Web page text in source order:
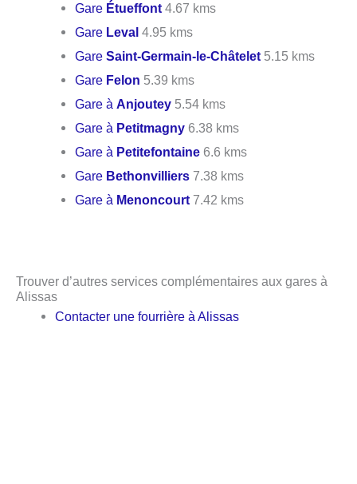
Gare Étueffont 4.67 kms
Gare Leval 4.95 kms
GareSaint-Germain-le-Châtelet 5.15 kms
Gare Felon 5.39 kms
Gare àAnjoutey 5.54 kms
Gare à Petitmagny 6.38 kms
Gare à Petitefontaine 6.6 kms
Gare Bethonvilliers 7.38 kms
Gare à Menoncourt 7.42 kms
Trouver d’autres services complémentaires aux gares à
Alissas
Contacter une fourrière à Alissas